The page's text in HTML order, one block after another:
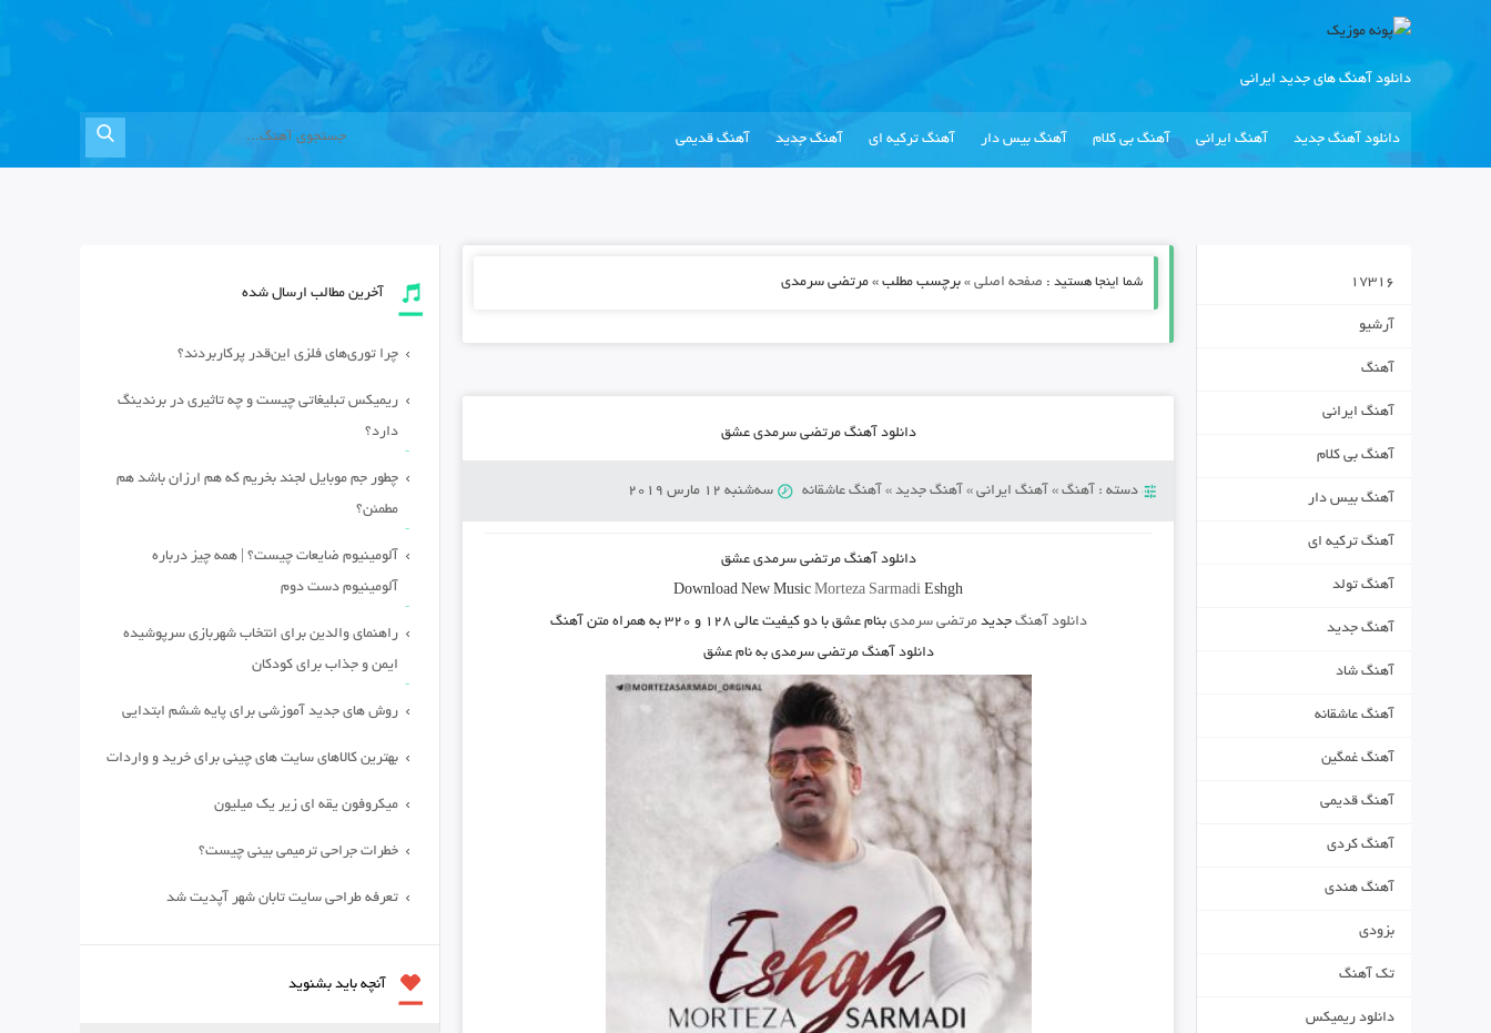
دانلود آهنگ های جدید ایرانی
دانلود آهنگ جدید آهنگ ایرانی آهنگ بی کلام آهنگ بیس دار آهنگ ترکیه ای آهنگ جدید آهنگ قدیمی
شما اینجا هستید : صفحه اصلی» برچسب مطلب » مرتضی سرمدی
دانلود آهنگ مرتضی سرمدی عشق
دسته : آهنگ» آهنگ ایرانی» آهنگ جدید» آهنگ عاشقانه سه‌شنبه 12 مارس 2019
دانلود آهنگ مرتضی سرمدی عشق
Download New MusicMorteza Sarmadi Eshgh
دانلود آهنگ جدیدمرتضی سرمدی بنام عشقبا دو کیفیت عالی ۱۲۸ و ۳۲۰ به همراه متن آهنگ
دانلود آهنگ مرتضی سرمدی به نام عشق
17316
آرشیو
آهنگ
آهنگ ایرانی
آهنگ بی کلام
آهنگ بیس دار
آهنگ ترکیه ای
آهنگ تولد
آهنگ جدید
آهنگ شاد
آهنگ عاشقانه
آهنگ غمگین
آهنگ قدیمی
آهنگ کردی
آهنگ هندی
بزودی
تک آهنگ
دانلود ریمیکس
آخرین مطالب ارسال شده
چرا توری‌های فلزی این‌قدر پرکاربردند؟
ریمیکس تبلیغاتی چیست و چه تاثیری در برندینگ
دارد؟
چطور جم موبایل لجند بخریم که هم ارزان باشد هم
مطمئن؟
آلومینیوم ضایعات چیست؟ | همه چیز درباره
آلومینیوم دست دوم
راهنمای والدین برای انتخاب شهربازی سرپوشیده
ایمن و جذاب برای کودکان
روش های جدید آموزشی برای پایه ششم ابتدایی
بهترین کالاهای سایت های چینی برای خرید و واردات
میکروفون یقه ای زیر یک میلیون
خطرات جراحی ترمیمی بینی چیست؟
تعرفه طراحی سایت تابان شهر آپدیت شد
آنچه باید بشنوید